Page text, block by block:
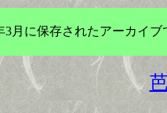
3月に保存されたアーカイ